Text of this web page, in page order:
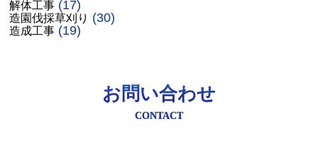
解体工事 (17)
造園伐採草刈り (30)
造成工事 (19)
お問い合わせ
CONTACT